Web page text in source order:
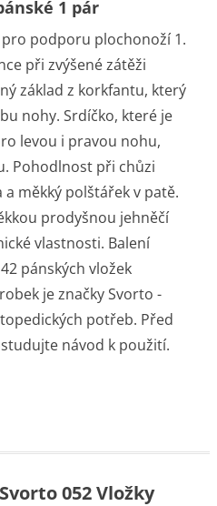
1 pár
podporu plochonoží 1.
při zvýšené zátěži
základ z korkfantu, který
nohy. Srdíčko, které je
levou i pravou nohu,
Pohodlnost při chůzi
měkký polštářek v patě.
prodyšnou jehněčí
vlastnosti. Balení
pánských vložek
je značky Svorto -
potřeb. Před
návod k použití.
052 Vložky